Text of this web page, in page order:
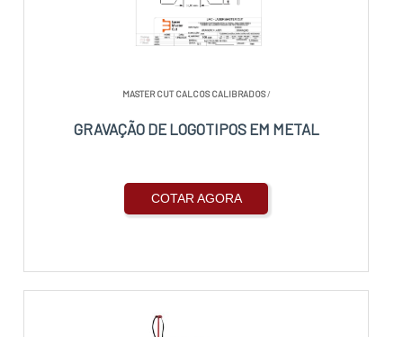
MASTER CUT CALCOS CALIBRADOS/
GRAVAÇÃO DE LOGOTIPOS EM METAL
COTAR AGORA